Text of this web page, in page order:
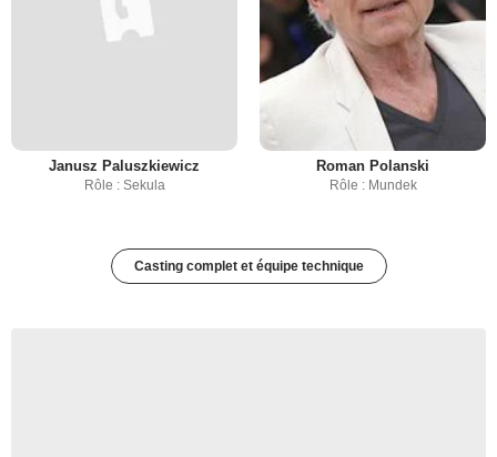
Janusz Paluszkiewicz
Rôle : Sekula
Roman Polanski
Rôle : Mundek
Casting complet et équipe technique